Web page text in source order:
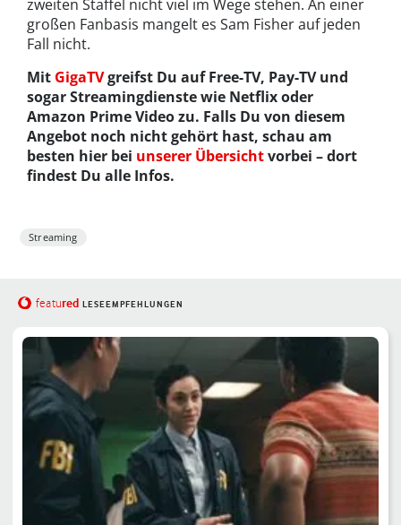
zweiten Staffel nicht viel im Wege stehen. An einer
großen Fanbasis mangelt es Sam Fisher auf jeden
Fall nicht.
Mit GigaTVgreifst Du auf Free-TV, Pay-TV und
sogar Streamingdienste wie Netflix oder
Amazon Prime Video zu. Falls Du von diesem
Angebot noch nicht gehört hast, schau am
besten hier bei unserer Übersichtvorbei – dort
findest Du alle Infos.
Streaming
featured LESEEMPFEHLUNGEN